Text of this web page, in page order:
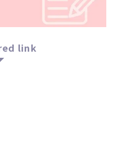
link